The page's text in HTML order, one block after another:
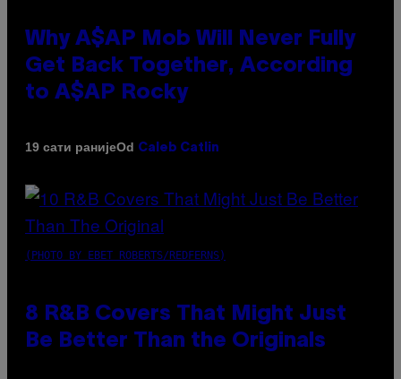
Why A$AP Mob Will Never Fully
Get Back Together, According
to A$AP Rocky
19 сати ранијеOd Caleb Catlin
(PHOTO BY EBET ROBERTS/REDFERNS)
8 R&B Covers That Might Just
Be Better Than the Originals